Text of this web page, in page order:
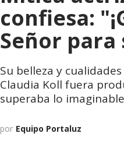
confiesa:
Señor
Su belleza y
Claudia Koll fuera
superaba lo
por Equipo Portaluz